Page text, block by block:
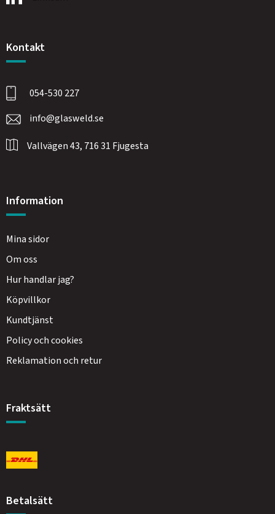
Kontakt
054-530 227
info@glasweld.se
Vallvägen 43, 716 31 Fjugesta
Information
Mina sidor
Om oss
Hur handlar jag?
Köpvillkor
Kundtjänst
Policy och cookies
Reklamation och retur
Fraktsätt
Betalsätt